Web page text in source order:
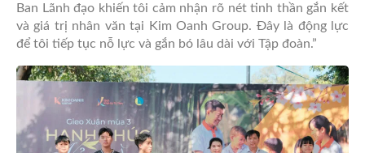
Ban Lãnh đạo khiến tôi cảm nhận rõ nét tinh thần gắn kết
và giá trị nhân văn tại Kim Oanh Group. Đây là động lực
để tôi tiếp tục nỗ lực và gắn bó lâu dài với Tập đoàn.”